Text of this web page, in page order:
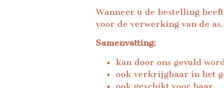
Wanneer u de bestelling
voor de verwerking van de as.
Samenvatting:
kan door ons gevuld
ook verkrijgbaar in het
ook geschikt voor haar